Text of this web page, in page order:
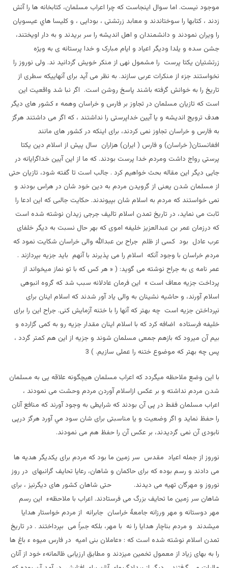
موجود نيست. اما سوال اينجاست که چرا اعراب مسلمان، کتابخانه ها را آتش
زدند ، کتابها را سوختاندند و معابد زرتشتی ، بودايی ، و کلیسا هاي عيسويان
را ويران نمودند و دانشمندان و اهل انديشه را سر بريدند و به دار اويختند،
جشن سده و يلدا وديگر اعياد و ايام مبارک و خدا پرستانه ی به ویژه
زرتشتيان یکتا پرست را مشمول نهی از منکر خويش گردانيد ند. ولی نوروز را
نخواستند جزء از منکرات عربی سازند. به نظر می آيد برای آنهاييکه سطری از
تاريخ را به خوانش گرفته باشند پاسخ روشن است. اگر نبا شد واقعيت اين
است که تازيان مسلمان در تجاوز بر فارس و خراسان وهمه ء کشور های ديگر
هدف ترويج انديشه و يا آيين خداپرستی را نداشتند ، که اگر می داشتند هرگز
به فارس و خراسان تجاوز نمی کردند، برای اينکه در کشور های مانند
افغانستان( خراسان) و فارس ( ايران) هزاران سال پيش از اسلام دین يکتا
پرستی رواج داشت ومردم خدا پرست بودند. که ما از اين آيين خداگرايانه در
جايی ديگر اين مقاله بحث خواهيم کرد . جالب است تا گفته شود، تازيان حتی
از مسلمان شدن یعنی از گرويدن مردم به دين خود شان در هراس بودند و
نمی خواستند که مردم به اسلام شان بپيوندند. حکايت جالبی که اين ادعا را
ثابت می نمايد، در تاريخ تمدن اسلام تاليف جرجی زيدان نوشته شده است
که درزمان عمر بن عبدالعزیز خليفه اموی که بهر حال نسبت به ديگر خلفای
عرب عادل بود کسی از ظلم جراح بن عبدالله والی خراسان شکايت نمود که
مردم خراسان با وجود آنکه اسلام را می پذيرند با آنهم بايد جزيه بپردازند .
عمر نامه ی به جراح نوشته می گويد: ( « هر کس که با تو نماز ميخواند از
پرداخت جزيه معاف است » این فرمان عادلانه سبب شد که گروه انبوهی
اسلام آورند، و حاشيه نشينان به والی یاد آور شدند که اسلام اینان برای
نپرداختن جزيه است چه بهتر که آنها را با ختنه آزمايش کنی. جراح اين را برای
خليفه فرستاده اضافه کرد که با اسلام اينان مقدار جزيه رو به کمی گزارده و
بيم آن ميرود که بازهم جمعی مسلمان شوند و جزيه از اين هم کمتر گردد ،
پس چه بهتر که موضوع ختنه را عملی سازيم. ) 3
با این وضع ملاحظه ميگردد که اعراب مسلمان هیچگونه علاقه یی به مسلمان
شدن مردم نداشته و بر عکس ازاسلام آوردن مردم وحشت می نمودند ،
اعراب مسلمان فقط در پی آن بودند که شرايطی به وجود آورند که منافع آنان
را حفظ نماید و اگر وضعيت و يا مناسبتی برای شان سود مي آورد هرگز درپی
نابودی آن نمی گرديدند، بر عکس آن را حفظ هم می نمودند.
نوروز از جمله اعياد مقدس سر زمين ما بود که مردم برای يکديگر هديه ها
می دادند و رسم بوده که برای حاکمان و شاهان، رعایا تحایف گرانبهای در روز
نوروز و مهرگان تهيه می دیدند. حتی شاهان کشور های ديگرنیز ، برای
شاهان سر زمین ما تحایف بزرگ می فرستادند. اعراب با ملاحظهء اين رسم
مهر دوستانه و مهر ورزانه جامعۀ خراسان جابرانه از مردم خواستار هدايا
میشدند و مردم بناچار هدايا را نه با مهر، بلکه جبراً می بپرداختند . در تاریخ
تمدن اسلام نوشته شده است که : «عاملان بنی اميه در فارس ميوه ء باغ ها
را به بهای زياد از معمول تخمین ميزدند و مطابق ارزيابی ظالمانهء خود از آنان